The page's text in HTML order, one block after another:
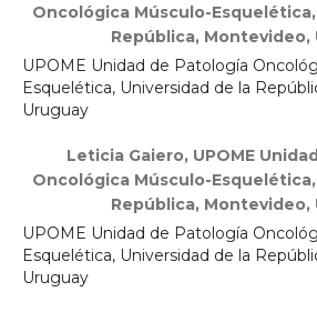
Oncológica Músculo-
República, Montevideo,
UPOME Unidad de Patología
Esquelética, Universidad de la
Uruguay
Leticia Gaiero, UPOME
Oncológica Músculo-
República, Montevideo,
UPOME Unidad de Patología
Esquelética, Universidad de la
Uruguay